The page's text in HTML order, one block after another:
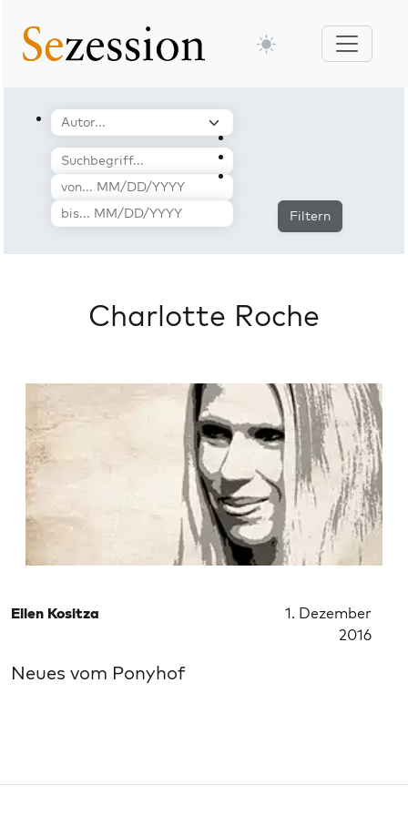
Filtern
Charlotte Roche
Ellen Kositza
1. Dezember
2016
Neues vom Ponyhof